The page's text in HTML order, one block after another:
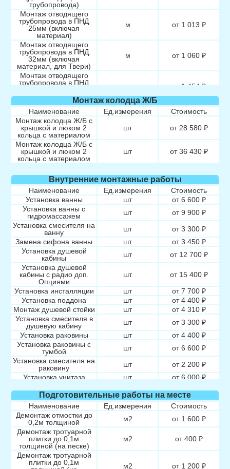
трубопровода)
Монтаж отводящего
трубопровода в ПНД
25мм (включая
материал)
м от 1 013 ₽
Монтаж отводящего
трубопровода в ПНД
32мм (включая
материал, для Твери)
м от 1 060 ₽
Монтаж отводящего
трубопровода в ПНД
материал)
м от 1 454 ₽
Монтаж колодца Ж/Б
Наименование Ед.измерения
Стоимость
Монтаж колодца Ж/Б с
крышкой и люком 2
кольца с материалом
шт
от 28 580 ₽
Монтаж колодца Ж/Б с
крышкой и люком 2
кольца с материалом
шт от 36 430 ₽
Внутренние монтажные работы
Наименование Ед.измерения
Стоимость
Установка ванны
шт
от 6 600 ₽
Установка ванны с
гидромассажем
шт
от 9 900 ₽
Установка смесителя на
ванну
шт
от 3 300 ₽
Замена сифона ванны
шт
от 3 450 ₽
Установка душевой
кабины
шт
от 12 700 ₽
Установка душевой
кабины с радио доп.
Опциями
шт
от 15 400 ₽
Установка инсталляции
шт
от 7 700 ₽
Установка поддона
шт
от 4 400 ₽
Монтаж душевой стойки
шт
от 4 310 ₽
Установка смесителя в
душевую кабину
шт
от 3 300 ₽
Установка раковины
шт
от 4 400 ₽
Установка раковины с
тумбой
шт
от 6 600 ₽
Установка смесителя на
раковину
шт
от 2 200 ₽
Установка унитаза
шт
от 6 000 ₽
унитаза с кнопкой
шт
от 4 400 ₽
Монтаж инсталляция
шт
от 7 000 ₽
Установка биде,
писсуара
шт
от 5 000 ₽
Установка стиральной /
посудомоечной машины
Подготовительные работы на месте
Наименование Ед.измерения
Стоимость
Демонтаж отмостки до
0,2м толщиной
м2
от 1 600 ₽
Демонтаж тротуарной
плитки до 0,1м
толщиной (на песке)
м2
от 400 ₽
Демонтаж тротуарной
плитки до 0,1м
м2 от 1 200 ₽